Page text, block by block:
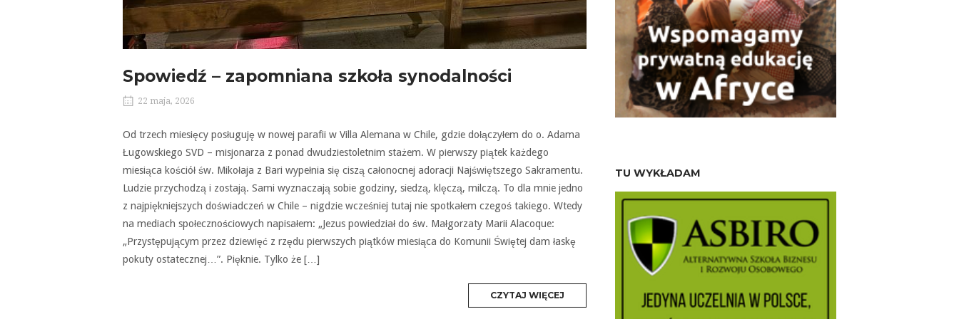
Spowiedź – zapomniana szkoła synodalności
22 maja, 2026
Od trzech miesięcy posługuję w nowej parafii w Villa Alemana w Chile, gdzie dołączyłem do o. Adama
Ługowskiego SVD – misjonarza z ponad dwudziestoletnim stażem. W pierwszy piątek każdego
miesiąca kościół św. Mikołaja z Bari wypełnia się ciszą całonocnej adoracji Najświętszego Sakramentu.
Ludzie przychodzą i zostają. Sami wyznaczają sobie godziny, siedzą, klęczą, milczą. To dla mnie jedno
z najpiękniejszych doświadczeń w Chile – nigdzie wcześniej tutaj nie spotkałem czegoś takiego. Wtedy
na mediach społecznościowych napisałem: „Jezus powiedział do św. Małgorzaty Marii Alacoque:
„Przystępującym przez dziewięć z rzędu pierwszych piątków miesiąca do Komunii Świętej dam łaskę
pokuty ostatecznej…”. Pięknie. Tylko że […]
CZYTAJ WIĘCEJ
TU WYKŁADAM